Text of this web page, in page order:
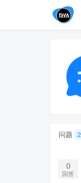
问题 2
0
回答